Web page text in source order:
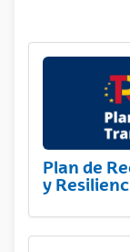
Plan de
y